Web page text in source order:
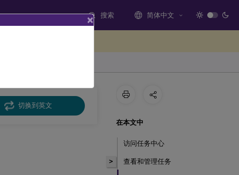
搜索 简体中文
切换到英文
>
在本文中
访问任务中心
查看和管理任务
×